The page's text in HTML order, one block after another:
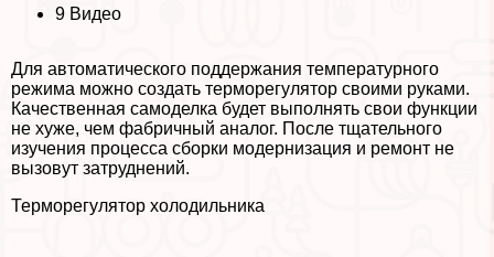
9 Видео
Для автоматического поддержания температурного
режима можно создать терморегулятор своими руками.
Качественная самоделка будет выполнять свои функции
не хуже, чем фабричный аналог. После тщательного
изучения процесса сборки модернизация и ремонт не
вызовут затруднений.
Терморегулятор холодильника